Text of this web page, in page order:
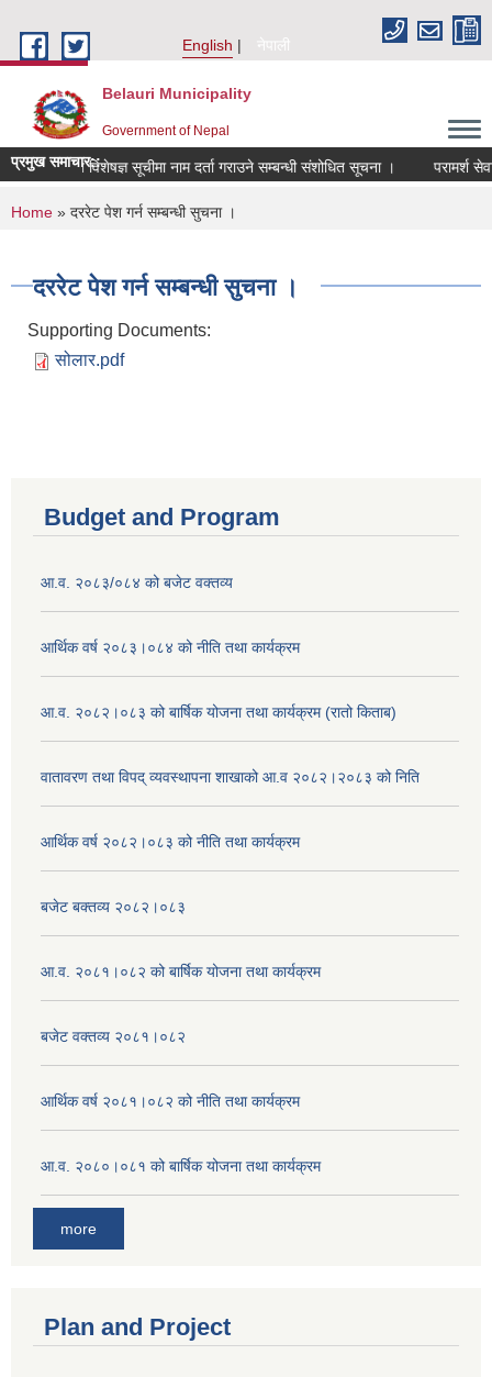
English
नेपाली
Belauri Municipality
Government of Nepal
प्रमुख समाचार::
विषय विशेषज्ञ सूचीमा नाम दर्ता गराउने सम्बन्धी संशोधित सूचना । परामर्श
You are here
Home » दररेट पेश गर्न सम्बन्धी सुचना ।
दररेट पेश गर्न सम्बन्धी सुचना ।
Supporting Documents:
सोलार.pdf
Budget and Program
आ.व. २०८३/०८४ को बजेट वक्तव्य
आर्थिक वर्ष २०८३।०८४ को नीति तथा कार्यक्रम
आ.व. २०८२।०८३ को बार्षिक योजना तथा कार्यक्रम (रातो किताब)
वातावरण तथा विपद् व्यवस्थापना शाखाको आ.व २०८२।२०८३ को निति
आर्थिक वर्ष २०८२।०८३ को नीति तथा कार्यक्रम
बजेट बक्तव्य २०८२।०८३
आ.व. २०८१।०८२ को बार्षिक योजना तथा कार्यक्रम
बजेट वक्तव्य २०८१।०८२
आर्थिक वर्ष २०८१।०८२ को नीति तथा कार्यक्रम
आ.व. २०८०।०८१ को बार्षिक योजना तथा कार्यक्रम
more
Plan and Project